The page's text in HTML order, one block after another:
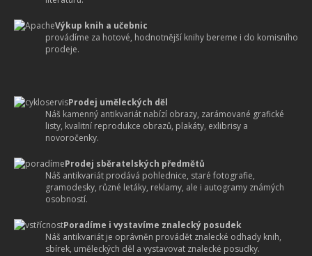
Výkup knih a učebnic
provádíme za hotové, hodnotnější knihy bereme i do komisního
prodeje.
Prodej uměleckých děl
Náš kamenný antikvariát nabízí obrazy, zarámované grafické
listy, kvalitní reprodukce obrazů, plakáty, exlibrisy a
novoročenky.
Prodej sběratelských předmětů
Náš antikvariát prodává pohlednice, staré fotografie,
gramodesky, různé letáky, reklamy, ale i autogramy známých
osobností.
Poradíme i vystavíme znalecký posudek
Náš antikvariát je oprávněn provádět znalecké odhady knih,
sbírek, uměleckých děl a vystavovat znalecké posudky.